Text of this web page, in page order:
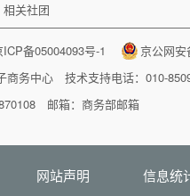
相关社团
ICP备05004093号-1
京公网安
商务中心 技术支持电话：010-
邮箱：商务部邮箱
网站声明 信息统